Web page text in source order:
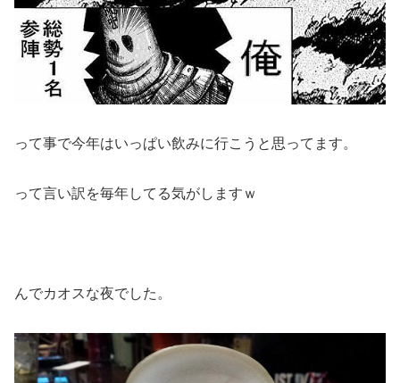
って事で今年はいっぱい飲みに行こうと思ってます。
って言い訳を毎年してる気がしますｗ
んでカオスな夜でした。